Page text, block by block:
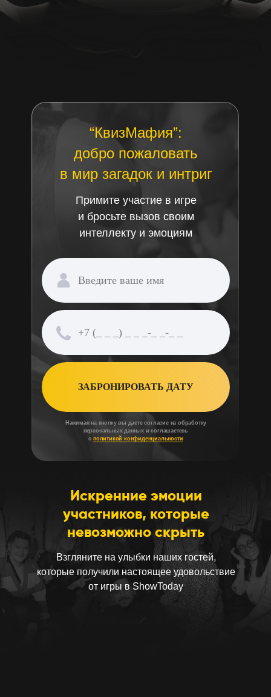
ЗАБРОНИРОВАТЬ ДАТУ
Нажимая на кнопку вы даете согласие на обработку
персональных данных и соглашаетесь
сполитикой конфиденциальности
“КвизМафия”:
добро пожаловать
в мир загадок и интриг
Примите участие в игре
и бросьте вызов своим
интеллекту и эмоциям
Искренние эмоции
участников, которые
невозможно скрыть
Взгляните на улыбки наших гостей,
которые получили настоящее удовольствие
от игры в ShowToday